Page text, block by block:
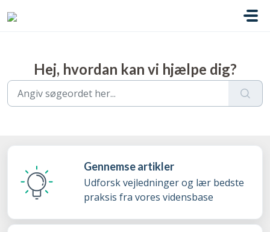
Hej, hvordan kan vi hjælpe dig?
Gennemse artikler
Udforsk vejledninger og lær bedste
praksis fra vores vidensbase